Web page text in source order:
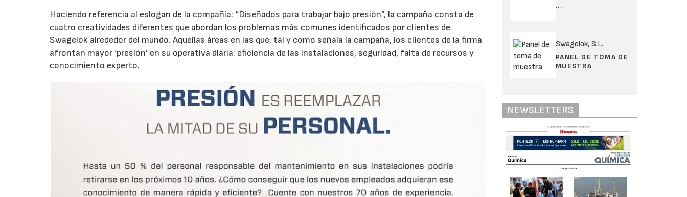
Haciendo referencia al eslogan de la compañía: “Diseñados para trabajar bajo presión”, la campaña consta de
cuatro creatividades diferentes que abordan los problemas más comunes identificados por clientes de
Swagelok alrededor del mundo. Aquellas áreas en las que, tal y como señala la campaña, los clientes de la firma
afrontan mayor ‘presión’ en su operativa diaria: eficiencia de las instalaciones, seguridad, falta de recursos y
conocimiento experto.
...
Swagelok, S.L.
PANEL DE TOMA DE
MUESTRA
NEWSLETTERS